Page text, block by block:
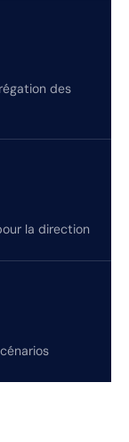
des
la direction